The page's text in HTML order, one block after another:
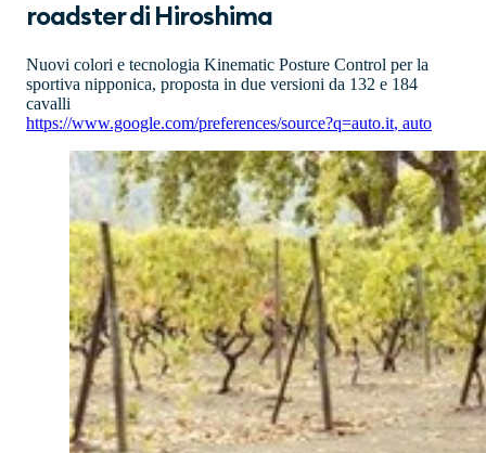
roadster di Hiroshima
Nuovi colori e tecnologia Kinematic Posture Control per la
sportiva nipponica, proposta in due versioni da 132 e 184
cavalli
https://www.google.com/preferences/source?q=auto.it, auto